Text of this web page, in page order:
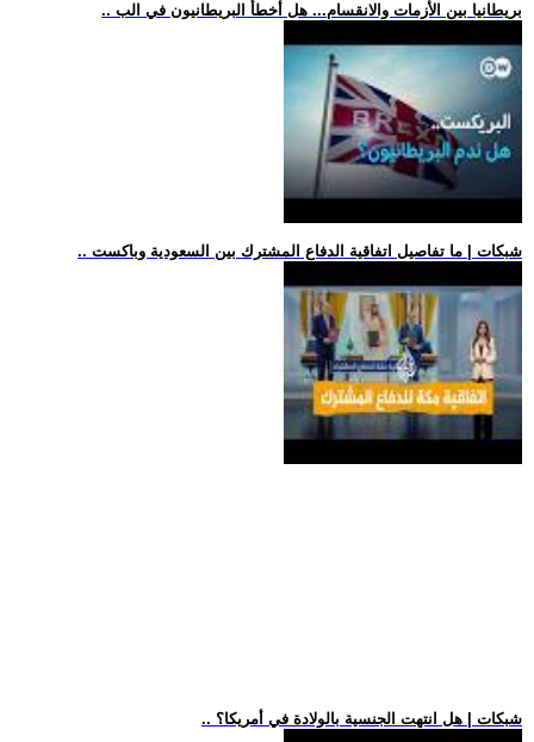
.. بريطانيا بين الأزمات والانقسام... هل أخطأ البريطانيون في الب
.. شبكات | ما تفاصيل اتفاقية الدفاع المشترك بين السعودية وباكست
.. شبكات | هل انتهت الجنسية بالولادة في أمريكا؟